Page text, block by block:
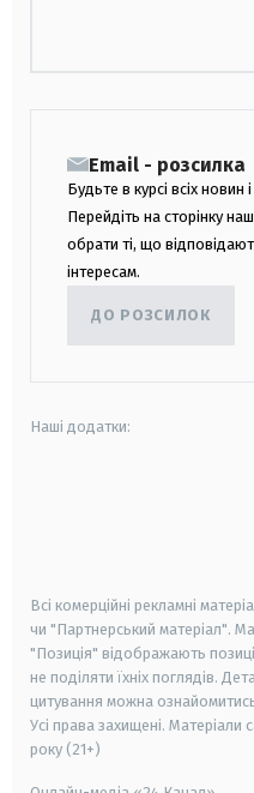
Email - розсилка
Будьте в курсі всіх новин
Перейдіть на сторінку
обрати ті, що
інтересам.
ДО РОЗСИЛОК
Наші додатки:
Всі комерційні рекламні
чи "Партнерський матеріал".
"Позиція" відображають
не поділяти їхніх поглядів.
цитування можна
Усі права захищені. Матеріали
року (21+)